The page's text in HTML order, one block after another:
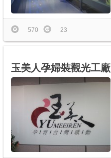
570 23
玉美人孕婦裝觀光工廠